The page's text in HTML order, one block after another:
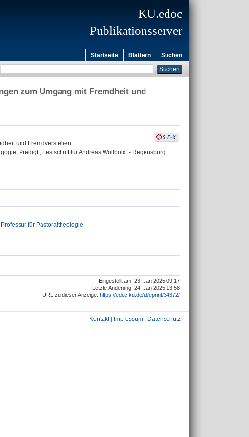
KU.edoc
Publikationsserver
Startseite Blättern Suchen
zum Umgang mit Fremdheit und
und Fremdverstehen.
Predigt ; Festschrift für Andreas Wollbold. - Regensburg :
für Pastoraltheologie
Eingestellt am: 23. Jan 2025 09:17
Letzte Änderung: 24. Jan 2025 13:58
URL zu dieser Anzeige: https://edoc.ku.de/id/eprint/34372/
Kontakt| Impressum Datenschutz